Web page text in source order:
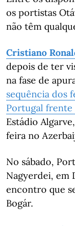
os portistas
não têm
Cristiano
depois de ter
na fase de
sequência dos
Portugal frente
Estádio
feira no
No sábado,
Nagyerdei, em
encontro que
Bogár.